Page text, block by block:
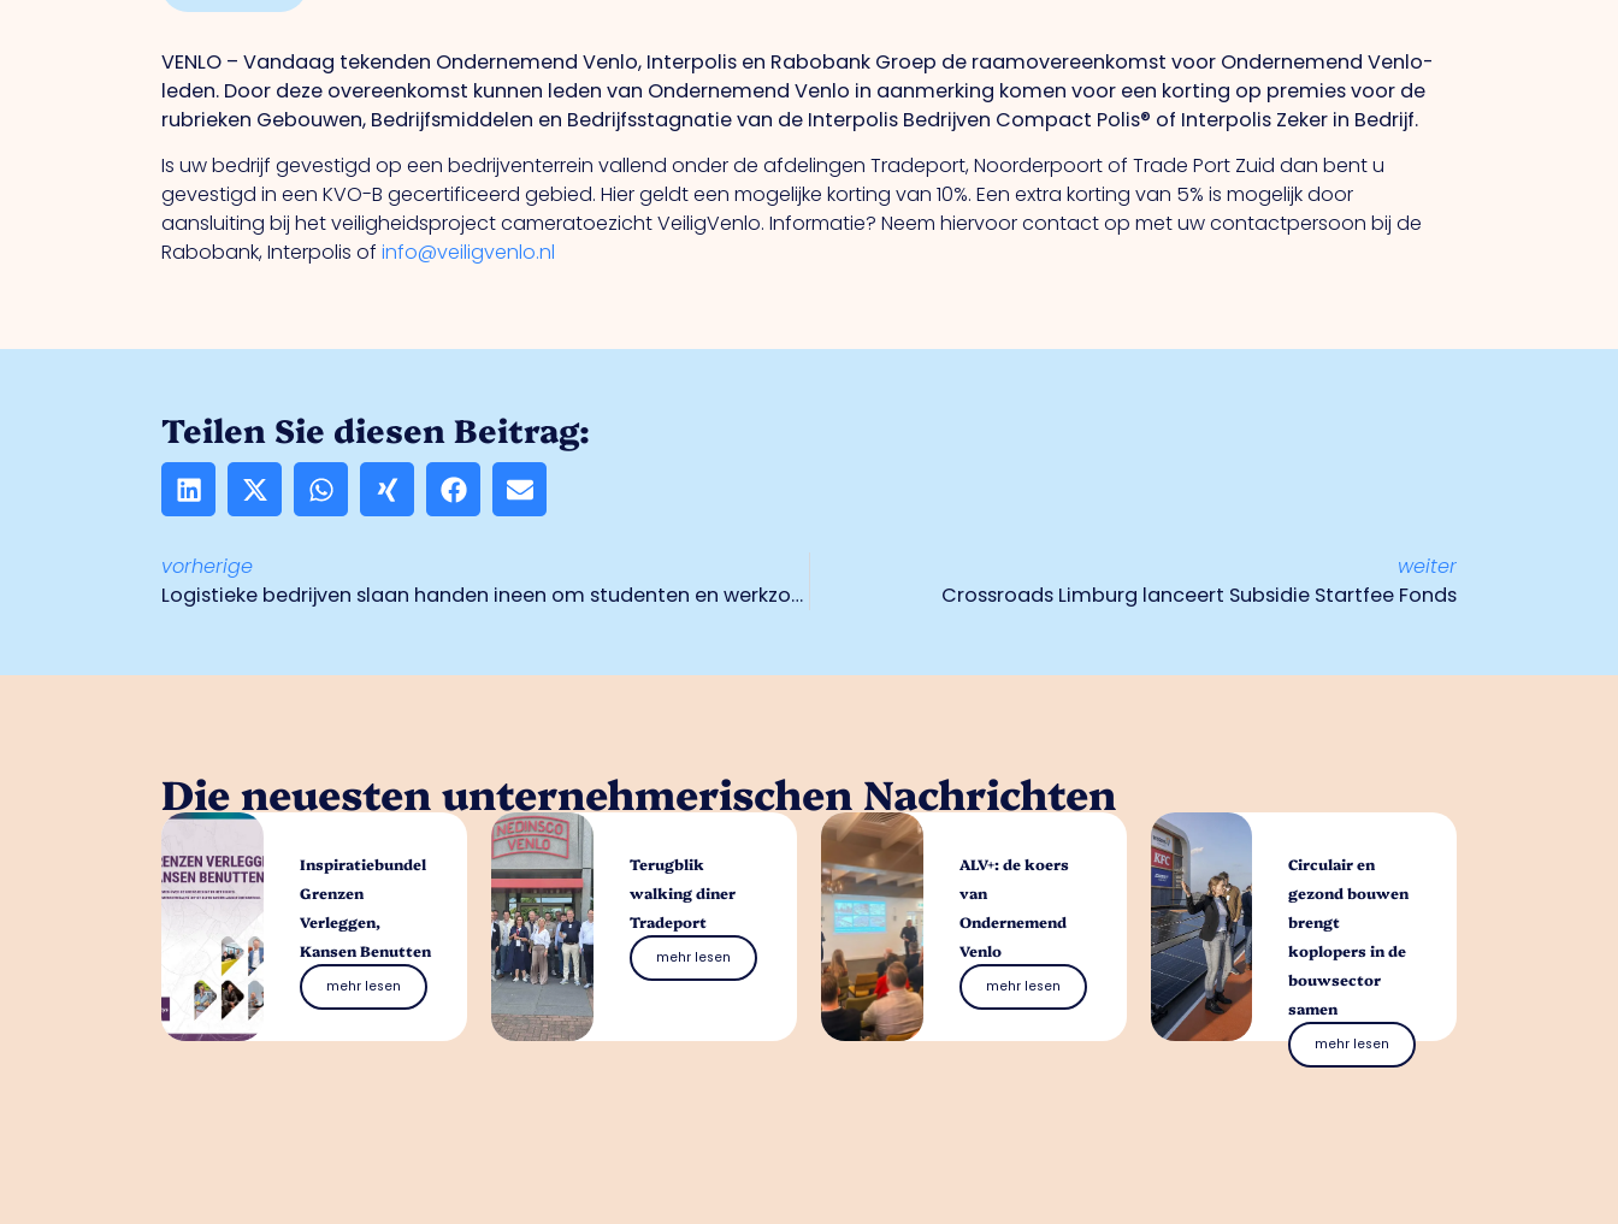
VENLO – Vandaag tekenden Ondernemend Venlo, Interpolis en Rabobank Groep de raamovereenkomst voor Ondernemend Venlo-
leden. Door deze overeenkomst kunnen leden van Ondernemend Venlo in aanmerking komen voor een korting op premies voor de
rubrieken Gebouwen, Bedrijfsmiddelen en Bedrijfsstagnatie van de Interpolis Bedrijven Compact Polis® of Interpolis Zeker in Bedrijf.
Is uw bedrijf gevestigd op een bedrijventerrein vallend onder de afdelingen Tradeport, Noorderpoort of Trade Port Zuid dan bent u
gevestigd in een KVO-B gecertificeerd gebied. Hier geldt een mogelijke korting van 10%. Een extra korting van 5% is mogelijk door
aansluiting bij het veiligheidsproject cameratoezicht VeiligVenlo. Informatie? Neem hiervoor contact op met uw contactpersoon bij de
Rabobank, Interpolis ofinfo@veiligvenlo.nl
Teilen Sie diesen Beitrag:
vorherige
Logistieke bedrijven slaan handen ineen om studenten en werkzoekenden te enthousiasmeren voor sector
weiter
Crossroads Limburg lanceert Subsidie Startfee Fonds
Die neuesten unternehmerischen Nachrichten
Inspiratiebundel
Grenzen
Verleggen,
Kansen Benutten
mehr lesen
Terugblik
walking diner
Tradeport
mehr lesen
ALV+: de koers
van
Ondernemend
Venlo
mehr lesen
Circulair en
gezond bouwen
brengt
koplopers in de
bouwsector
samen
mehr lesen